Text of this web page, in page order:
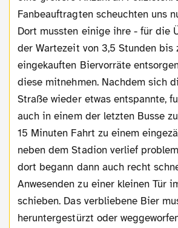
Fanbeauftragten scheuchten uns
Dort mussten einige ihre - für die
der Wartezeit von 3,5 Stunden bis
eingekauften Biervorräte
diese mitnehmen. Nachdem sich
Straße wieder etwas entspannte,
auch in einem der letzten Busse
15 Minuten Fahrt zu einem
neben dem Stadion verlief
dort begann dann auch recht
Anwesenden zu einer kleinen Tür
schieben. Das verbliebene Bier
heruntergestürzt oder